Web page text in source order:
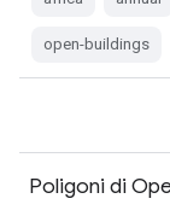
open-buildings
Poligoni di